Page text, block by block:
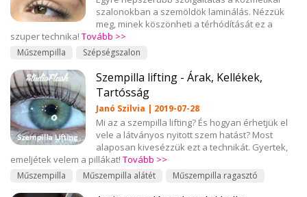
szalonokban a szemöldök laminálás. Nézzük
meg, minek köszönheti a térhódítását ez a
szuper technika! Tovább >>
Műszempilla Szépségszalon
Szempilla lifting - Árak, Kellékek,
Tartósság
Janó Szilvia | 2019-07-28
Mi az a szempilla lifting? És hogyan érhetjük el
vele a látványos nyitott szem hatást? Most
alaposan kivesézzük ezt a technikát. Gyertek,
emeljétek velem a pillákat! Tovább >>
Műszempilla Műszempilla alátét Műszempilla ragasztó